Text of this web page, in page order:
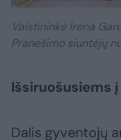
Vaistininkė Irena
Pranešimo siuntėjų
Išsiruošusiems
Dalis gyventojų